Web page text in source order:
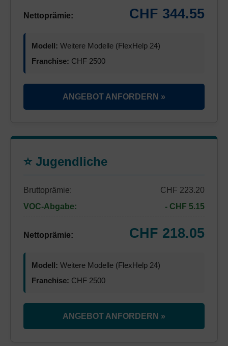
Nettoprämie: CHF 344.55
Modell: Weitere Modelle (FlexHelp 24)
Franchise: CHF 2500
ANGEBOT ANFORDERN »
⭐ Jugendliche
Bruttoprämie:
CHF 223.20
VOC-Abgabe:
- CHF 5.15
Nettoprämie: CHF 218.05
Modell: Weitere Modelle (FlexHelp 24)
Franchise: CHF 2500
ANGEBOT ANFORDERN »